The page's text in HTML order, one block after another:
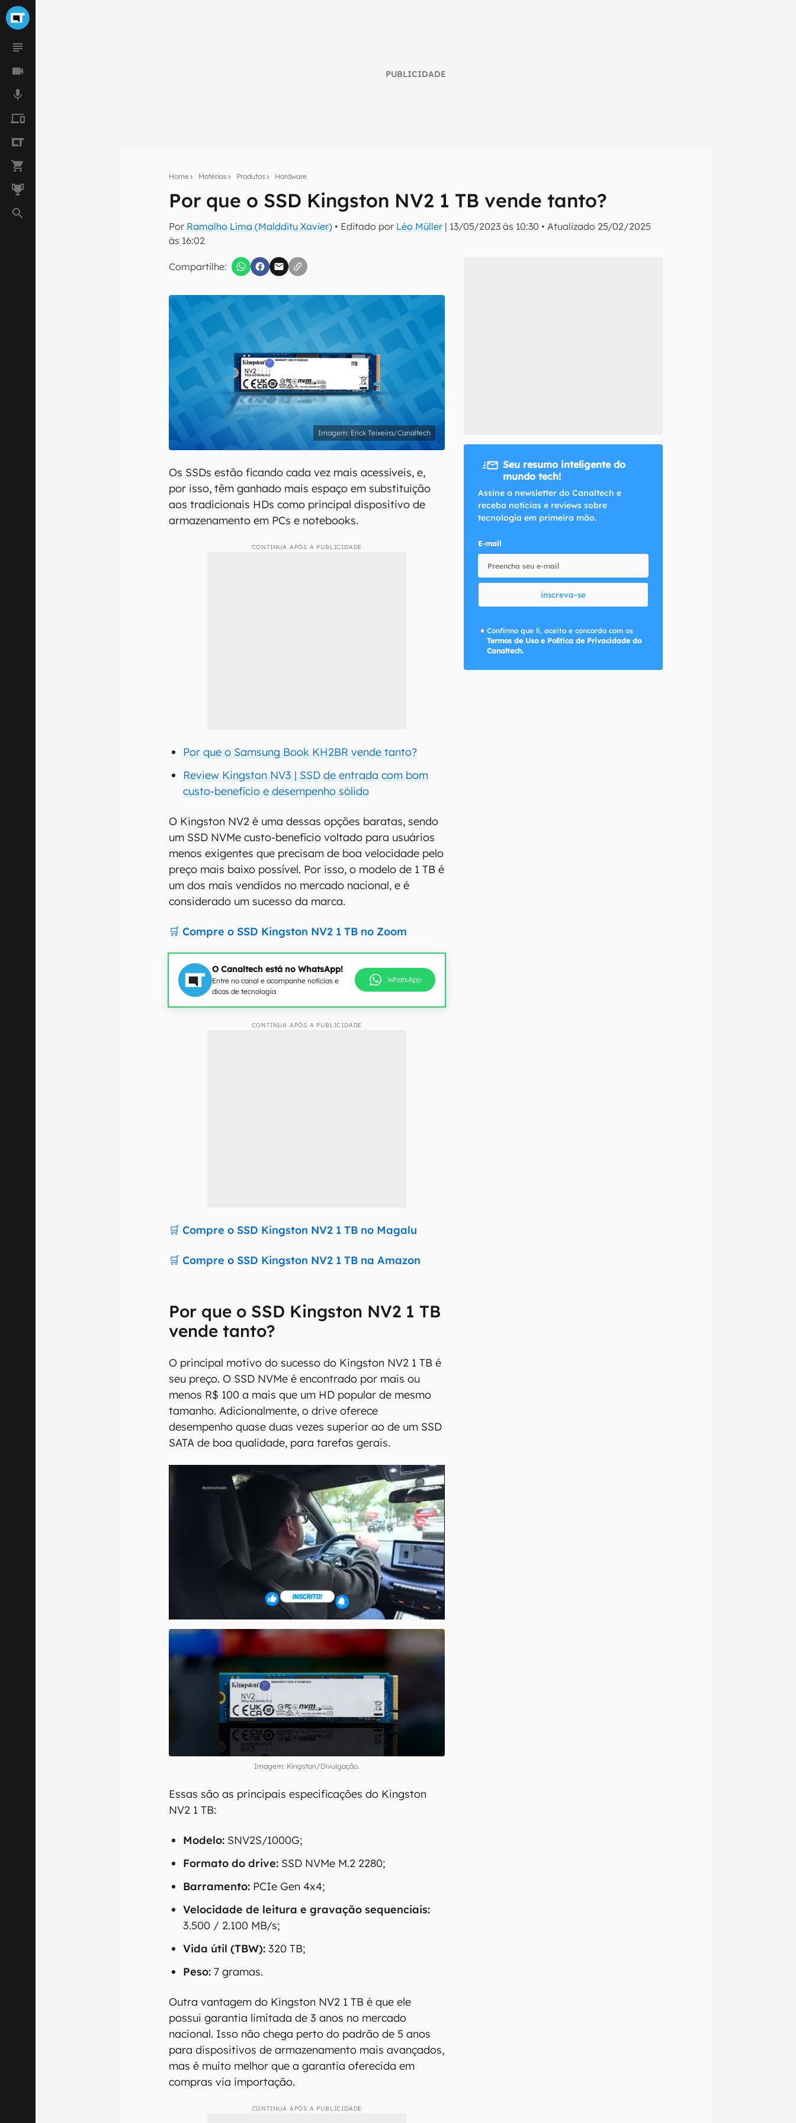
PUBLICIDADE
Home Matérias Produtos Hardware
Por que o SSD Kingston NV2 1 TB vende tanto?
Por Ramalho Lima (Maldditu Xavier) • Editado por Léo Müller | 13/05/2023 às 10:30 •Atualizado 25/02/2025
às 16:02
Compartilhe:
Seu resumo inteligente do mundo tech!
Assine a newsletter do Canaltech e receba notícias e reviews sobre tecnologia em primeira
mão.
E-mail
inscreva-se
Confirmo que li, aceito e concordo com os Termos de Uso e Política de Privacidade do Canaltech.
Erick Teixeira/Canaltech
Os SSDs estão ficando cada vez mais acessíveis, e,
por isso, têm ganhado mais espaço em substituição
aos tradicionais HDs como principal dispositivo de
armazenamento em PCs e notebooks.
CONTINUA APÓS A PUBLICIDADE
Por que o Samsung Book KH2BR vende tanto?
Review Kingston NV3 | SSD de entrada com bom
custo-benefício e desempenho sólido
O Kingston NV2 é uma dessas opções baratas, sendo
um SSD NVMe custo-benefício voltado para usuários
menos exigentes que precisam de boa velocidade pelo
preço mais baixo possível. Por isso, o modelo de 1 TB é
um dos mais vendidos no mercado nacional, e é
considerado um sucesso da marca.
🛒 Compre o SSD Kingston NV2 1 TB no Zoom
O Canaltech está no WhatsApp!
Entre no canal e acompanhe notícias e
dicas de tecnologia
WhatsApp
CONTINUA APÓS A PUBLICIDADE
🛒 Compre o SSD Kingston NV2 1 TB no Magalu
🛒 Compre o SSD Kingston NV2 1 TB na Amazon
Por que o SSD Kingston NV2 1 TB
vende tanto?
O principal motivo do sucesso do Kingston NV2 1 TB é
seu preço. O SSD NVMe é encontrado por mais ou
menos R$ 100 a mais que um HD popular de mesmo
tamanho. Adicionalmente, o drive oferece
desempenho quase duas vezes superior ao de um SSD
SATA de boa qualidade, para tarefas gerais.
Imagem: Kingston/Divulgação.
Essas são as principais especificações do Kingston
NV2 1 TB:
Modelo: SNV2S/1000G;
Formato do drive: SSD NVMe M.2 2280;
Barramento: PCIe Gen 4x4;
Velocidade de leitura e gravação sequenciais:
3.500 / 2.100 MB/s;
Vida útil (TBW): 320 TB;
Peso: 7 gramas.
Outra vantagem do Kingston NV2 1 TB é que ele
possui garantia limitada de 3 anos no mercado
nacional. Isso não chega perto do padrão de 5 anos
para dispositivos de armazenamento mais avançados,
mas é muito melhor que a garantia oferecida em
compras via importação.
CONTINUA APÓS A PUBLICIDADE
Seu resumo inteligente do
mundo tech!
Assine a newsletter do Canaltech e
receba notícias e reviews sobre
tecnologia em primeira mão.
E-mail
inscreva-se
Confirmo que li, aceito e concordo com os
Termos de Uso e Política de Privacidade do
Canaltech.